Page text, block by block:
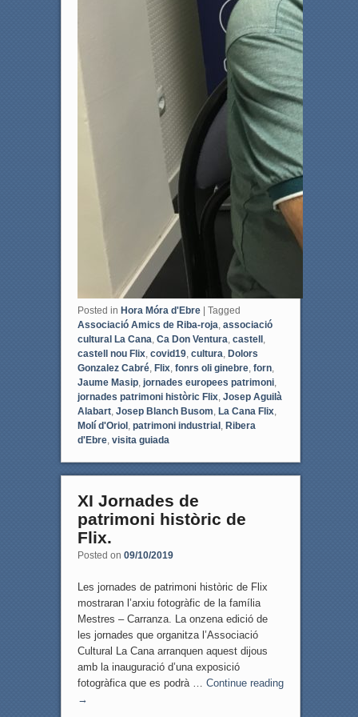
Posted in Hora Móra d'Ebre | Tagged
Associació Amics de Riba-roja associació
cultural La Cana Ca Don Ventura castell,
castell nou Flix, covid19, cultura Dolors
Gonzalez Cabré, Flix, fonrs oli ginebre, forn,
Jaume Masip, jornades europees patrimoni,
jornades patrimoni històric Flix, Josep Aguilà
Alabart, Josep Blanch Busom La Cana Flix,
Molí d'Oriol, patrimoni industrial, Ribera
d'Ebre, visita guiada
XI Jornades de
patrimoni històric de
Flix.
Posted on 09/10/2019
Les jornades de patrimoni històric de Flix
mostraran l’arxiu fotogràfic de la família
Mestres – Carranza. La onzena edició de
les jornades que organitza l’Associació
Cultural La Cana arranquen aquest dijous
amb la inauguració d’una exposició
fotogràfica que es podrà … Continue reading
→